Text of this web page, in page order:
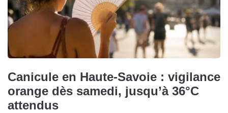
Canicule en Haute-Savoie : vigilance
orange dès samedi, jusqu’à 36°C
attendus